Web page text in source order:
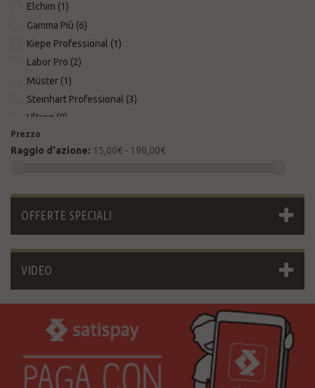
Elchim (1)
Gamma Più (6)
Kiepe Professional (1)
Labor Pro (2)
Müster (1)
Steinhart Professional (3)
Ultron (8)
Upgrade
Prezzo
Raggio d'azione: 15,00€ - 198,00€
OFFERTE SPECIALI
VIDEO